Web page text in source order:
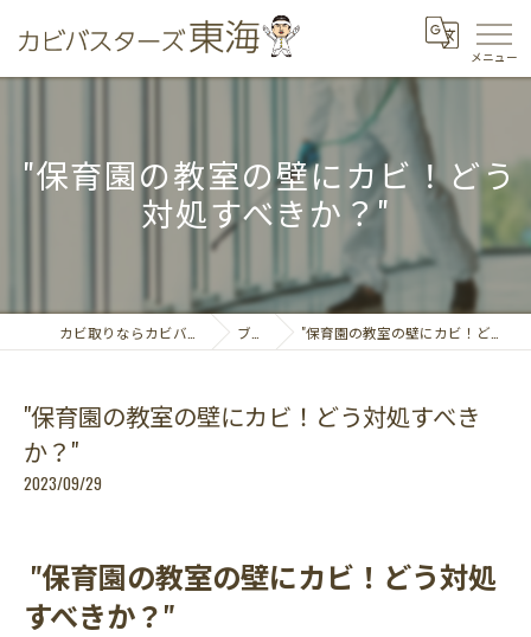
"保育園の教室の壁にカビ！どう
対処すべきか？"
ブログ "保育園の教室の壁にカビ！どう対処すべきか？"
"保育園の教室の壁にカビ！どう対処すべき
か？"
2023/09/29
"保育園の教室の壁にカビ！どう対処
すべきか？"